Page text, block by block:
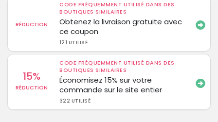
RÉDUCTION
CODE FRÉQUEMMENT UTILISÉ DANS DES
BOUTIQUES SIMILAIRES
Obtenez la livraison gratuite avec
ce coupon
121 UTILISÉ
15%
RÉDUCTION
CODE FRÉQUEMMENT UTILISÉ DANS DES
BOUTIQUES SIMILAIRES
Économisez 15% sur votre
commande sur le site entier
322 UTILISÉ